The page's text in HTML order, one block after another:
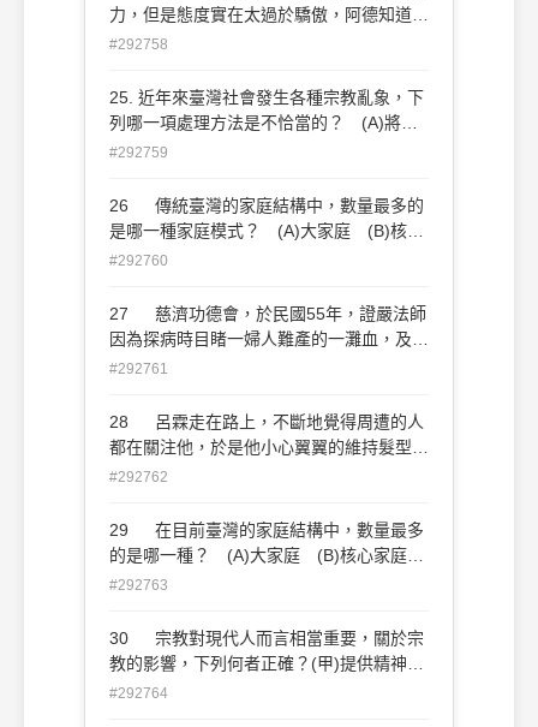
力，但是態度實在太過於驕傲，阿德知道後
虛心的接受並且盡力改進請問阿德的表現是
(B)自我反省 (C)鏡中自我 (D)心理測驗
#292758
25. 近年來臺灣社會發生各種宗教亂象，下
列哪一項處理方法是不恰當的？ (A)將違
規犯法者移送法辦 (B)加強民眾對宗教的
通 (D)全面禁止新興宗教
#292759
26 傳統臺灣的家庭結構中，數量最多的
是哪一種家庭模式？ (A)大家庭 (B)核心
家庭 (C)折衷家庭 (D)單親家庭
#292760
27 慈濟功德會，於民國55年，證嚴法師
因為探病時目睹一婦人難產的一灘血，及其
他因緣而組成的濟世團體請問慈濟的宗旨精
(C)智仁勇 (D)忠孝節悌
#292761
28 呂霖走在路上，不斷地覺得周遭的人
都在關注他，於是他小心翼翼的維持髮型並
且無時無刻露出迷人的笑容請問這樣自我中
人不朽 (C)假想觀眾 (D)成就幻想
#292762
29 在目前臺灣的家庭結構中，數量最多
的是哪一種？ (A)大家庭 (B)核心家庭
(C)折衷家庭 (D)單親家庭
#292763
30 宗教對現代人而言相當重要，關於宗
教的影響，下列何者正確？(甲)提供精神支
持與慰藉；(乙)新興宗教都是怪力亂神，不
#292764